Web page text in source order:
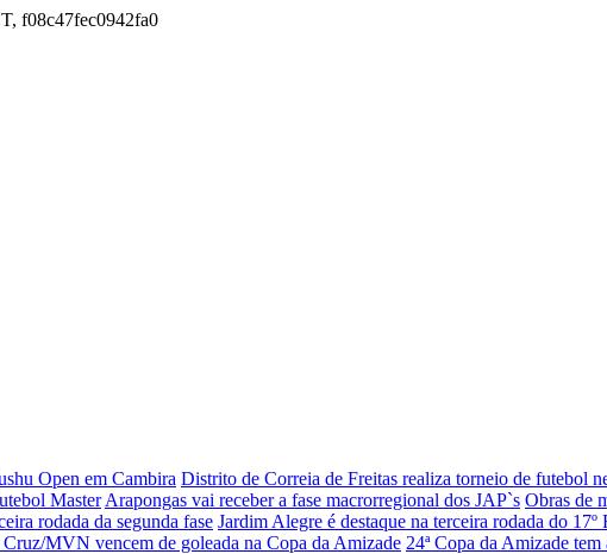
f08c47fec0942fa0
Open em Cambira Distrito de Correia de Freitas realiza torneio de futebol
Master Arapongas vai receber a fase macrorregional dos JAP`s Obras de
rodada da segunda fase Jardim Alegre é destaque na terceira rodada do
MVN vencem de goleada na Copa da Amizade 24ª Copa da Amizade